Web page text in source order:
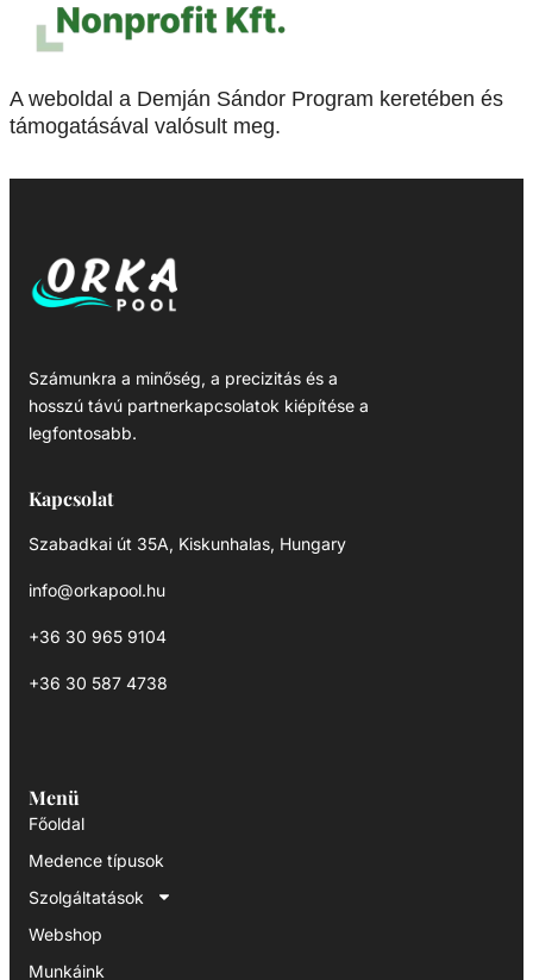
A weboldal a Demján Sándor Program keretében és
támogatásával valósult meg.
Számunkra a minőség, a precizitás és a
hosszú távú partnerkapcsolatok kiépítése a
legfontosabb.
Kapcsolat
Szabadkai út 35A, Kiskunhalas, Hungary
info@orkapool.hu
+36 30 965 9104
+36 30 587 4738
Menü
Főoldal
Medence típusok
Szolgáltatások
Webshop
Munkáink